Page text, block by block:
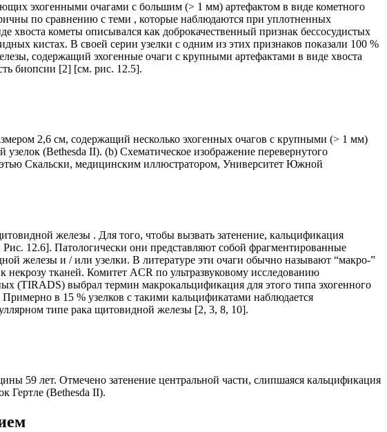
эхогенными очагами с большим (> 1 мм) артефактом в виде кометного
по сравнению с теми , которые наблюдаются при уплотненных
хвоста кометы описывался как доброкачественный признак бессосудистых
кистах. В своей серии узелки с одним из этих признаков показали 100 %
содержащий эхогенные очаги с крупными артефактами в виде хвоста
биопсии [2] [см. рис. 12.5].
2,6 см, содержащий несколько эхогенных очагов с крупными (> 1 мм)
(Bethesda II). (b) Схематическое изображение перевернутого
Скальски, медицинским иллюстратором, Университет Южной
железы . Для того, чтобы вызвать затенение, кальцификация
12.6]. Патологически они представляют собой фрагментированные
железы и / или узелки. В литературе эти очаги обычно называют “макро-”
тканей. Комитет ACR по ультразвуковому исследованию
(TIRADS) выбрал термин макрокальцификация для этого типа эхогенного
в 15 % узелков с такими кальцификатами наблюдается
типе рака щитовидной железы [2, 3, 8, 10].
59 лет. Отмечено затенение центральной части, слипшаяся кальцификация
Гертле (Bethesda II).